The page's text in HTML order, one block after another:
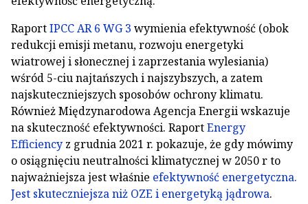
RaportIPCC AR 6 WG 3 wymienia efektywność (obok
redukcji emisji metanu, rozwoju energetyki
wiatrowej i słonecznej i zaprzestania wylesiania)
wśród 5-ciu najtańszych i najszybszych, a zatem
najskuteczniejszych sposobów ochrony klimatu.
Również Międzynarodowa Agencja Energii wskazuje
na skuteczność efektywności. RaportEnergy
Efficiency z grudnia 2021 r. pokazuje, że gdy mówimy
o osiągnięciu neutralności klimatycznej w 2050 r to
najważniejsza jest właśnie efektywność energetyczna.
Jest skuteczniejsza niż OZE i energetyką jądrowa.